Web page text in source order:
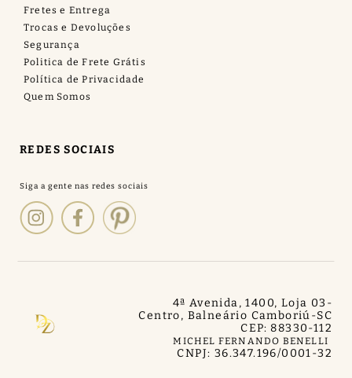
Fretes e Entrega
Trocas e Devoluções
Segurança
Politica de Frete Grátis
Política de Privacidade
Quem Somos
REDES SOCIAIS
MICHEL FERNANDO BENELLI
4ª Avenida, 1400, Loja 03 -
Centro, Balneário Camboriú-SC
CEP: 88330-112
CNPJ: 36.347.196/0001-32